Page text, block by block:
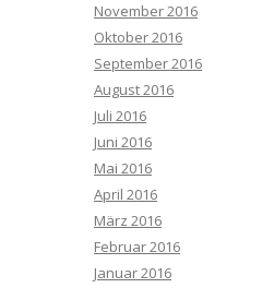
November 2016
Oktober 2016
September 2016
August 2016
Juli 2016
Juni 2016
Mai 2016
April 2016
März 2016
Februar 2016
Januar 2016